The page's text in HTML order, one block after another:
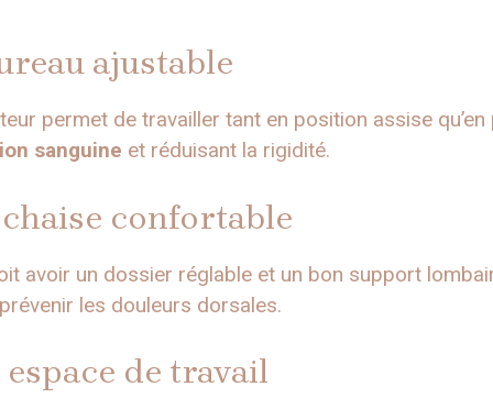
ajustable
permet de travailler tant en position assise
sanguine et réduisant la rigidité.
confortable
avoir un dossier réglable et un bon support
les douleurs dorsales.
de travail